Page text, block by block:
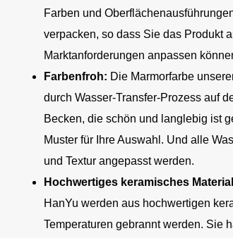
Farben und
verpacken, so dass Sie das Produkt
Marktanforderungen anpassen
Farbenfroh: Die Marmorfarbe
durch Wasser-Transfer-Prozess auf
Becken, die schön und langlebig ist
Muster für Ihre Auswahl. Und alle
und Textur angepasst werden.
Hochwertiges keramisches
HanYu werden aus hochwertigen
Temperaturen gebrannt werden. Sie